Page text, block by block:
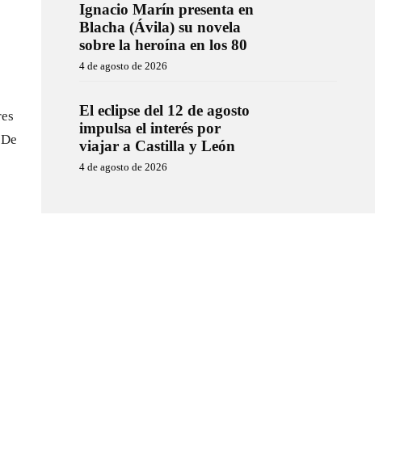
Ignacio Marín presenta en
Blacha (Ávila) su novela
sobre la heroína en los 80
4 de agosto de 2026
El eclipse del 12 de agosto
impulsa el interés por
viajar a Castilla y León
4 de agosto de 2026